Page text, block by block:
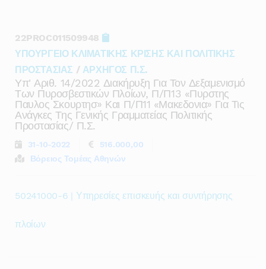
22PROC011509948
ΥΠΟΥΡΓΕΙΟ ΚΛΙΜΑΤΙΚΗΣ ΚΡΙΣΗΣ ΚΑΙ ΠΟΛΙΤΙΚΗΣ
ΠΡΟΣΤΑΣΙΑΣ / ΑΡΧΗΓΟΣ Π.Σ.
Υπ' Αριθ. 14/2022 Διακήρυξη Για Τον Δεξαμενισμό
Των Πυροσβεστικών Πλοίων, Π/π13 «πυρστης
Παυλος Σκουρτησ» Και Π/π11 «μακεδονια» Για Τις
Ανάγκες Της Γενικής Γραμματείας Πολιτικής
Προστασίας/ Π.σ.
31-10-2022
516.000,00
Βόρειος Τομέας Αθηνών
50241000-6 | Υπηρεσίες επισκευής και συντήρησης
πλοίων